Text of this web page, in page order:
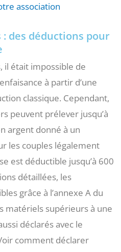
association
des déductions pour
il était impossible de
à partir d’une
classique. Cependant,
peuvent prélever jusqu’à
argent donné à un
les couples légalement
est déductible jusqu’à 600
détaillées, les
grâce à l’annexe A du
matériels supérieurs à une
déclarés avec le
comment déclarer